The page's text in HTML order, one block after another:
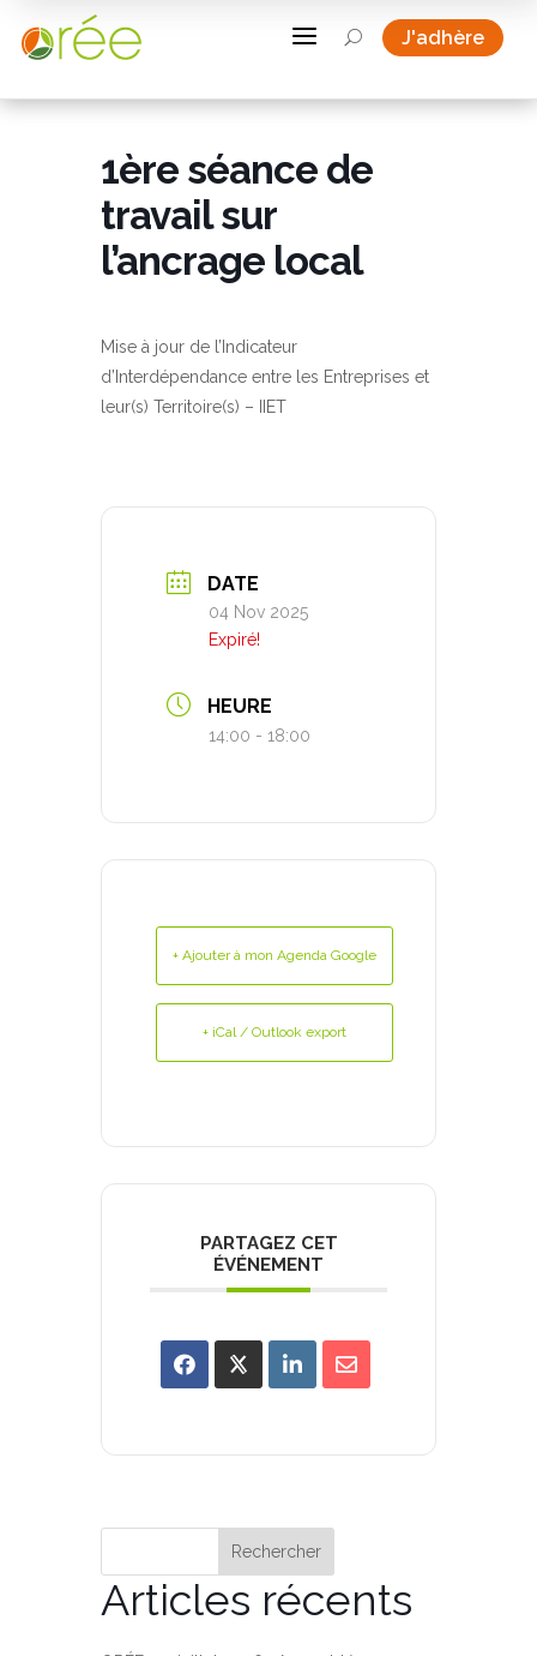
a U J'adhère
1ère séance de
travail sur
l’ancrage local
Mise à jour de l’Indicateur
d’Interdépendance entre les Entreprises et
leur(s) Territoire(s) – IIET
DATE
04 Nov 2025
Expiré!
HEURE
14:00 - 18:00
+ Ajouter à mon Agenda Google
+ iCal / Outlook export
PARTAGEZ CET
ÉVÉNEMENT
Rechercher
Articles récents